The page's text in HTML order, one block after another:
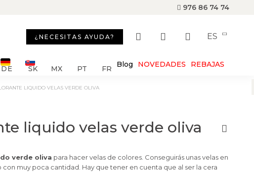
976 86 74 74
¿NECESITAS AYUDA? ES
DE SK MX PT FR Blog NOVEDADES REBAJAS
LIQUIDO VELAS VERDE OLIVA
liquido velas verde oliva
verde oliva para hacer velas de colores. Conseguirás unas velas en
muy poca cantidad. Hay que tener en cuenta que al ser la cera